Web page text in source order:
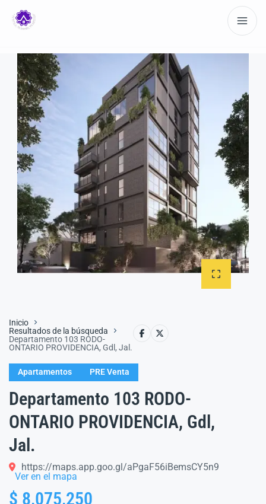
Inicio
Resultados de la búsqueda
Departamento 103 RODO-
ONTARIO PROVIDENCIA, Gdl, Jal.
Apartamentos PRE Venta
Departamento 103 RODO-
ONTARIO PROVIDENCIA, Gdl,
Jal.
https://maps.app.goo.gl/aPgaF56iBemsCY5n9
Ver en el mapa
$ 8,075,250